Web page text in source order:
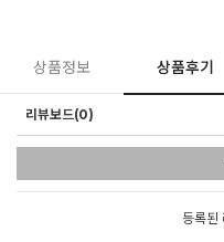
상품정보 상품후기
리뷰보드(0)
등록된